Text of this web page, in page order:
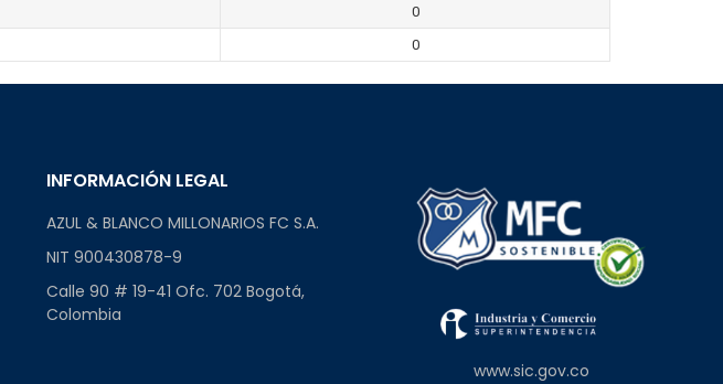
0
0
INFORMACIÓN LEGAL
AZUL & BLANCO MILLONARIOS FC S.A.
NIT 900430878-9
Calle 90 # 19-41 Ofc. 702 Bogotá,
Colombia
www.sic.gov.co